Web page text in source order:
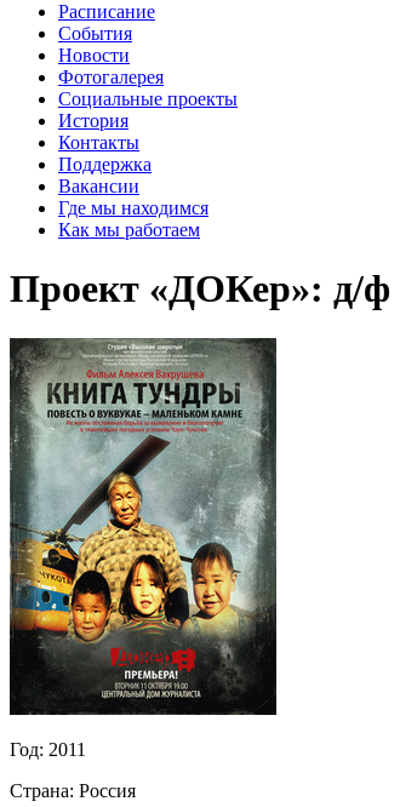
Расписание
События
Новости
Фотогалерея
Социальные проекты
История
Контакты
Поддержка
Вакансии
Где мы находимся
Как мы работаем
Проект «ДОКер»: д/ф
Год: 2011
Страна: Россия